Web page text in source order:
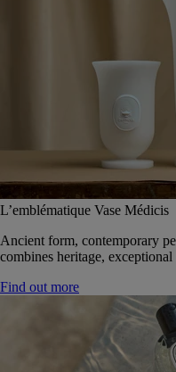
L’emblématique Vase Médicis
Ancient form, contemporary
combines heritage,
Find out more